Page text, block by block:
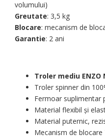
volumului)
Greutate: 3,5 kg
Blocare: mecanism de
Garantie: 2 ani
Troler mediu ENZO
Troler spinner din
Fermoar suplimentar
Material flexibil și
Material puternic,
Mecanism de